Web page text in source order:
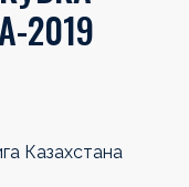
2019
Казахстана